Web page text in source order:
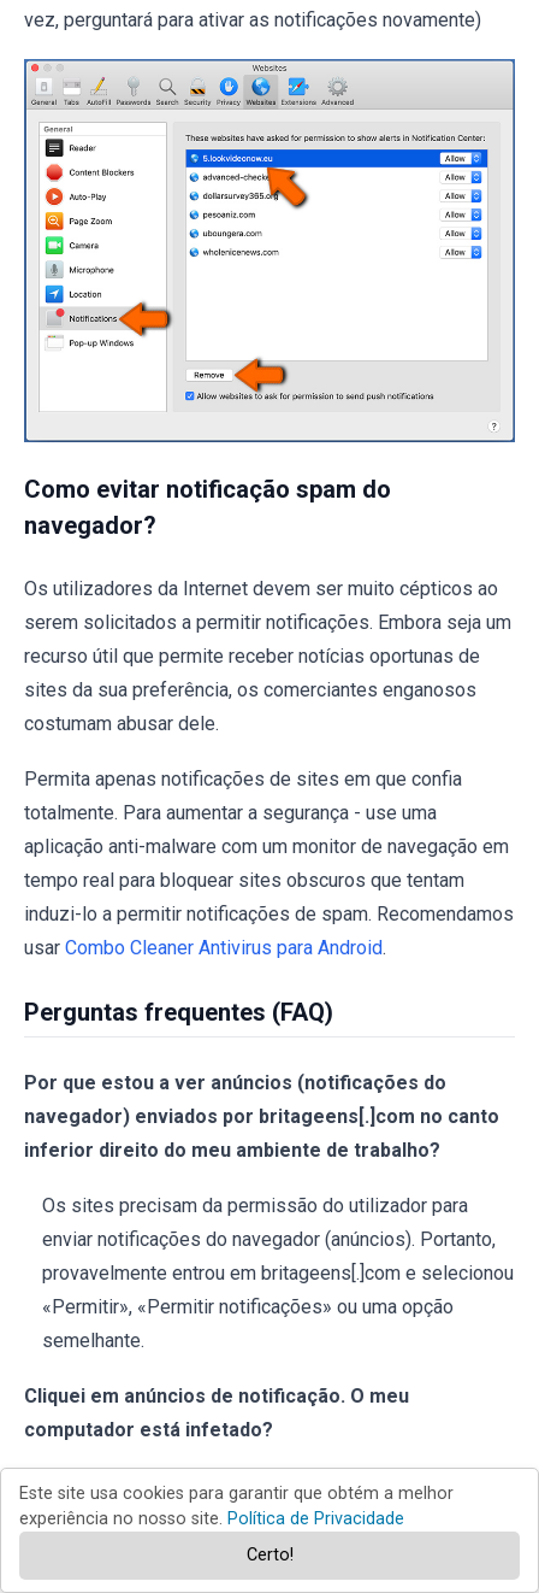
vez, perguntará para ativar as notificações novamente)
Como evitar notificação spam do
navegador?
Os utilizadores da Internet devem ser muito cépticos ao
serem solicitados a permitir notificações. Embora seja um
recurso útil que permite receber notícias oportunas de
sites da sua preferência, os comerciantes enganosos
costumam abusar dele.
Permita apenas notificações de sites em que confia
totalmente. Para aumentar a segurança - use uma
aplicação anti-malware com um monitor de navegação em
tempo real para bloquear sites obscuros que tentam
induzi-lo a permitir notificações de spam. Recomendamos
usar Combo Cleaner Antivirus para Android.
Perguntas frequentes (FAQ)
Por que estou a ver anúncios (notificações do
navegador) enviados por britageens[.]com no canto
inferior direito do meu ambiente de trabalho?
Os sites precisam da permissão do utilizador para
enviar notificações do navegador (anúncios). Portanto,
provavelmente entrou em britageens[.]com e selecionou
«Permitir», «Permitir notificações» ou uma opção
semelhante.
Cliquei em anúncios de notificação. O meu
computador está infetado?
Não, clicar numa notificação do navegador é inofensivo.
No entanto, esses anúncios promovem conteúdos que
podem causar problemas graves (incluindo infeções no
sistema).
Este site usa cookies para garantir que obtém a melhor
experiência no nosso site. Política de Privacidade
Certo!